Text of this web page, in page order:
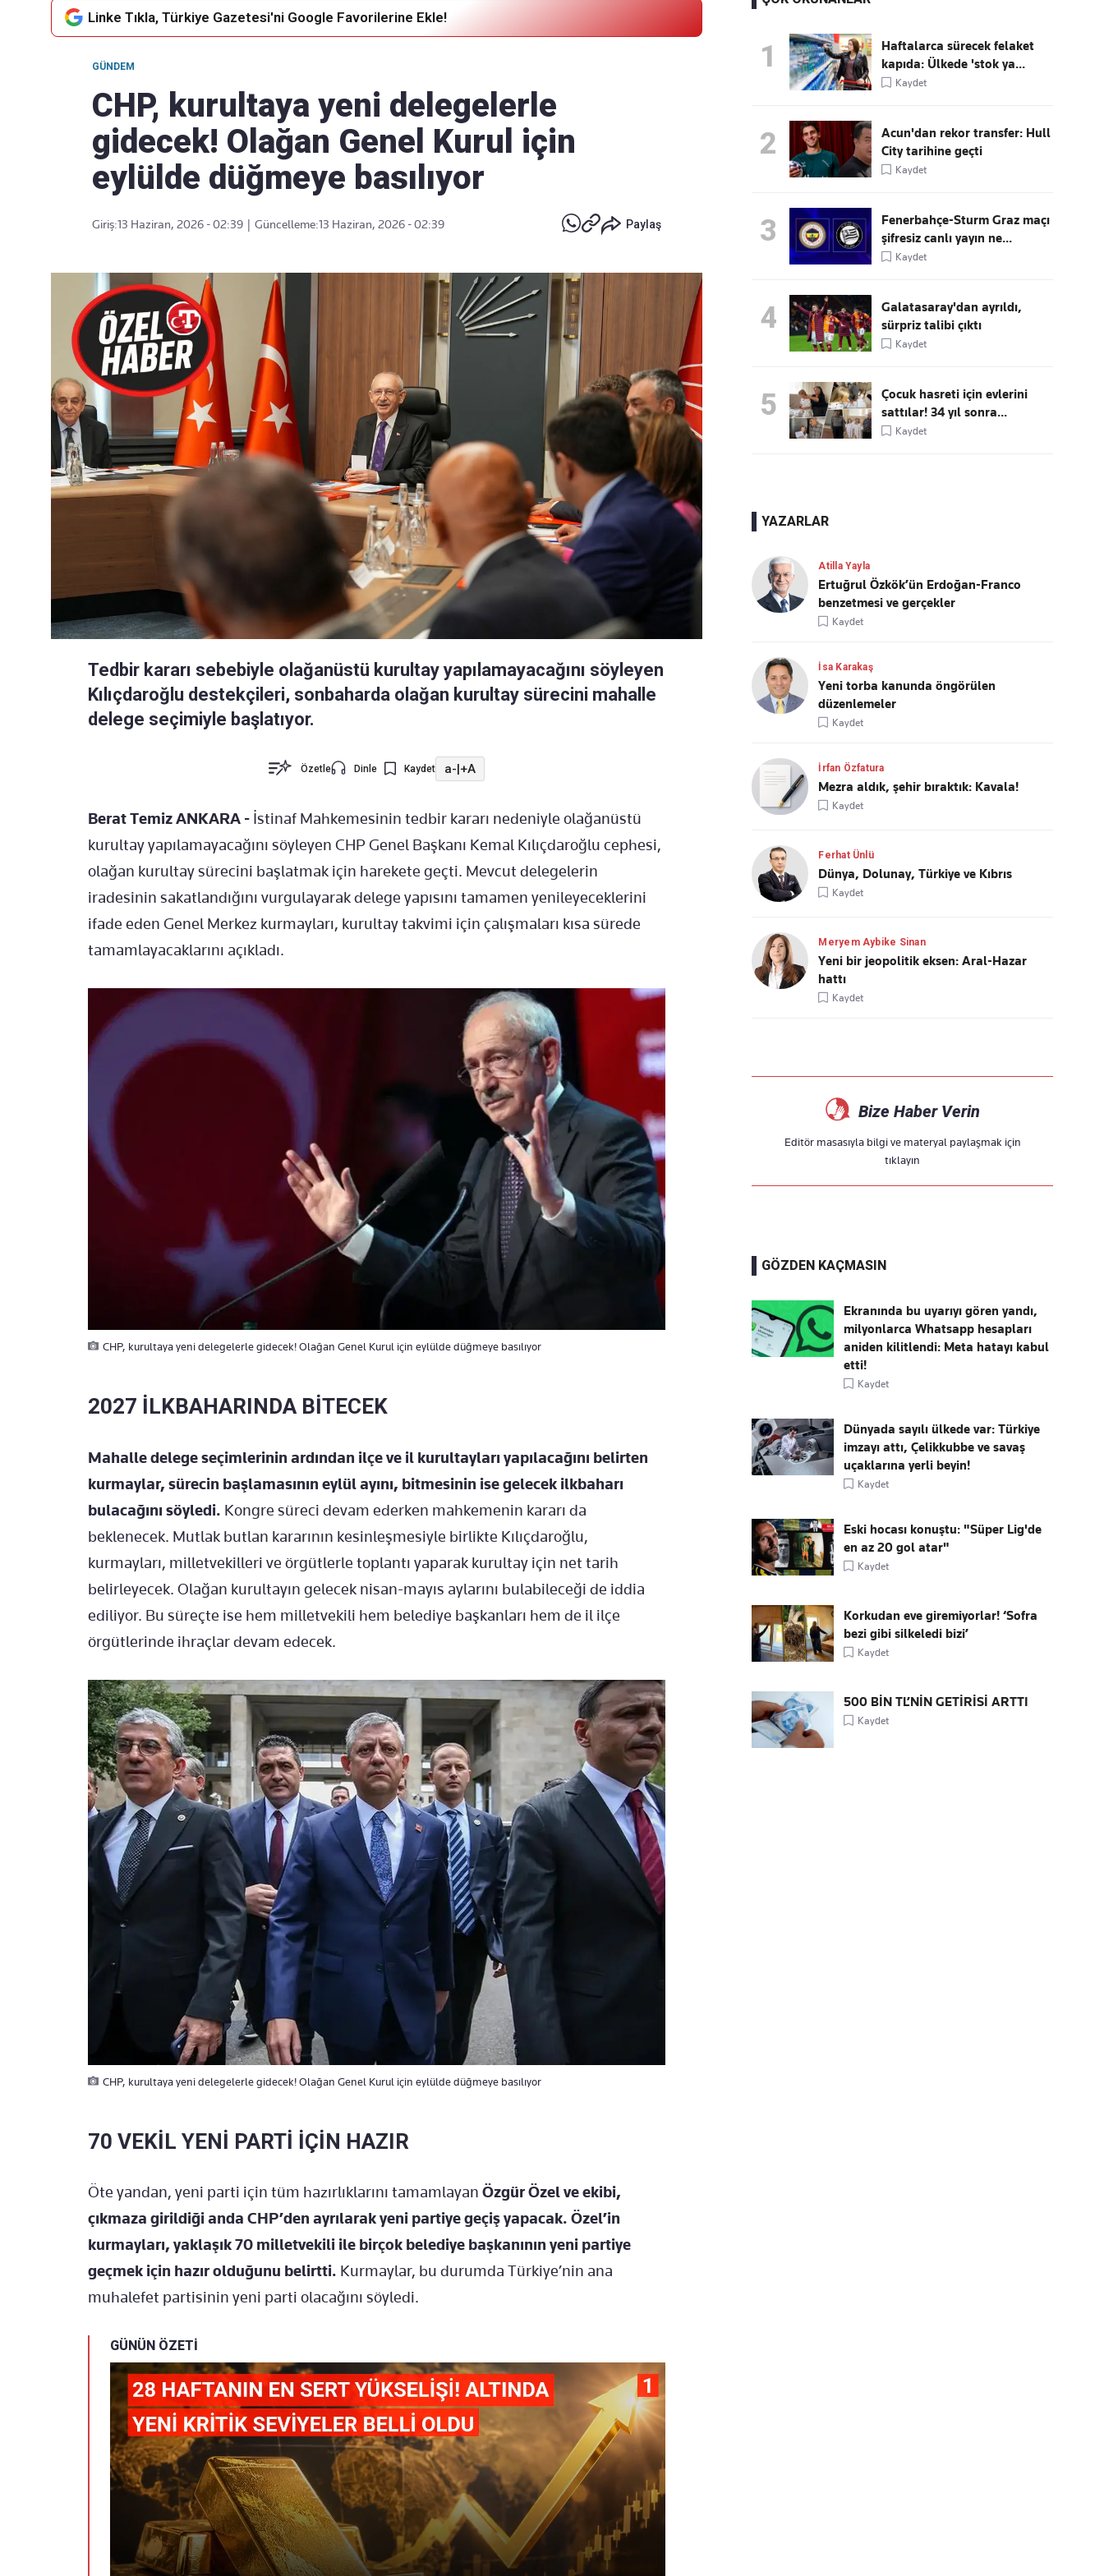
akışımıza ulaşın
göndermek için
Kaçırmayın
Ücretsiz üye olun, gündemi
Linke Tıkla, Türkiye Gazetesi'ni Google Favorilerine Ekle!
GÜNDEM
CHP, kurultaya yeni delegelerle
gidecek! Olağan Genel Kurul için
eylülde düğmeye basılıyor
Giriş:13 Haziran, 2026 - 02:39 Güncelleme:13 Haziran, 2026 - 02:39 Paylaş
Tedbir kararı sebebiyle olağanüstü kurultay yapılamayacağını söyleyen
Kılıçdaroğlu destekçileri, sonbaharda olağan kurultay sürecini mahalle
delege seçimiyle başlatıyor.
Özetle Dinle Kaydet a-|+A
Berat Temiz ANKARA - İstinaf Mahkemesinin tedbir kararı nedeniyle olağanüstü
kurultay yapılamayacağını söyleyen CHP Genel Başkanı Kemal Kılıçdaroğlu cephesi,
olağan kurultay sürecini başlatmak için harekete geçti. Mevcut delegelerin
iradesinin sakatlandığını vurgulayarak delege yapısını tamamen yenileyeceklerini
ifade eden Genel Merkez kurmayları, kurultay takvimi için çalışmaları kısa sürede
tamamlayacaklarını açıkladı.
CHP, kurultaya yeni delegelerle gidecek! Olağan Genel Kurul için eylülde düğmeye basılıyor
2027 İLKBAHARINDA BİTECEK
Mahalle delege seçimlerinin ardından ilçe ve il kurultayları yapılacağını belirten
kurmaylar, sürecin başlamasının eylül ayını, bitmesinin ise gelecek ilkbaharı
bulacağını söyledi. Kongre süreci devam ederken mahkemenin kararı da
beklenecek. Mutlak butlan kararının kesinleşmesiyle birlikte Kılıçdaroğlu,
kurmayları, milletvekilleri ve örgütlerle toplantı yaparak kurultay için net tarih
belirleyecek. Olağan kurultayın gelecek nisan-mayıs aylarını bulabileceği de iddia
ediliyor. Bu süreçte ise hem milletvekili hem belediye başkanları hem de il ilçe
örgütlerinde ihraçlar devam edecek.
CHP, kurultaya yeni delegelerle gidecek! Olağan Genel Kurul için eylülde düğmeye basılıyor
70 VEKİL YENİ PARTİ İÇİN HAZIR
Öte yandan, yeni parti için tüm hazırlıklarını tamamlayan Özgür Özel ve ekibi,
çıkmaza girildiği anda CHP’den ayrılarak yeni partiye geçiş yapacak. Özel’in
kurmayları, yaklaşık 70 milletvekili ile birçok belediye başkanının yeni partiye
geçmek için hazır olduğunu belirtti. Kurmaylar, bu durumda Türkiye’nin ana
muhalefet partisinin yeni parti olacağını söyledi.
GÜNÜN ÖZETİ
1
Haftalarca sürecek felaket
kapıda: Ülkede 'stok ya...
Kaydet
2
Acun'dan rekor transfer: Hull
City tarihine geçti
Kaydet
3
Fenerbahçe-Sturm Graz maçı
şifresiz canlı yayın ne...
Kaydet
4
Galatasaray'dan ayrıldı,
sürpriz talibi çıktı
Kaydet
5
Çocuk hasreti için evlerini
sattılar! 34 yıl sonra...
Kaydet
YAZARLAR
Atilla Yayla
Ertuğrul Özkök’ün Erdoğan-Franco
benzetmesi ve gerçekler
Kaydet
İsa Karakaş
Yeni torba kanunda öngörülen
düzenlemeler
Kaydet
İrfan Özfatura
Mezra aldık, şehir bıraktık: Kavala!
Kaydet
Ferhat Ünlü
Dünya, Dolunay, Türkiye ve Kıbrıs
Kaydet
Meryem Aybike Sinan
Yeni bir jeopolitik eksen: Aral-Hazar
hattı
Kaydet
Bize Haber Verin
Editör masasıyla bilgi ve materyal paylaşmak için
tıklayın
GÖZDEN KAÇMASIN
Ekranında bu uyarıyı gören yandı,
milyonlarca Whatsapp hesapları
aniden kilitlendi: Meta hatayı kabul
etti!
Kaydet
Dünyada sayılı ülkede var: Türkiye
imzayı attı, Çelikkubbe ve savaş
uçaklarına yerli beyin!
Kaydet
Eski hocası konuştu: "Süper Lig'de
en az 20 gol atar"
Kaydet
Korkudan eve giremiyorlar! ‘Sofra
bezi gibi silkeledi bizi’
Kaydet
500 BİN TL’NİN GETİRİSİ ARTTI
Kaydet